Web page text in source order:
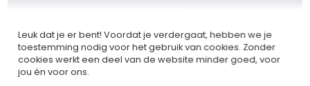
Gecertificeerd
Ecovadis Silver
Lid van
Global Compact
Leuk dat je er bent! Voordat je verdergaat, hebben we je
toestemming nodig voor het gebruik van cookies. Zonder
cookies werkt een deel van de website minder goed, voor
jou én voor ons.